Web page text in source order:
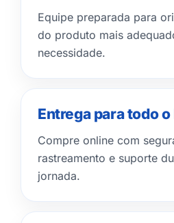
Equipe preparada para
do produto mais
necessidade.
Entrega para todo
Compre online com
rastreamento e suporte
jornada.